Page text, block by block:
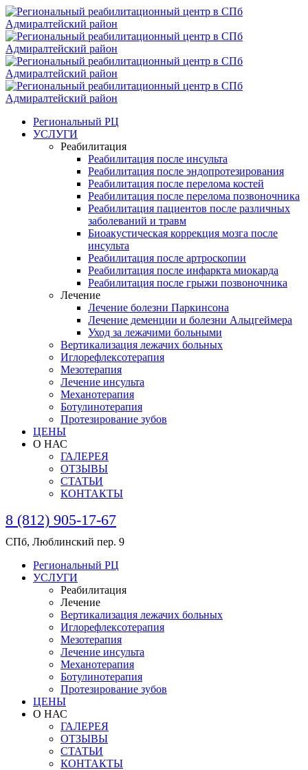
Региональный РЦ
УСЛУГИ
Реабилитация
Реабилитация после инсульта
Реабилитация после эндопротезирования
Реабилитация после перелома костей
Реабилитация после перелома позвоночника
Реабилитация пациентов после различных
заболеваний и травм
Биоакустическая коррекция мозга после
инсульта
Реабилитация после артроскопии
Реабилитация после инфаркта миокарда
Реабилитация после грыжи позвоночника
Лечение
Лечение болезни Паркинсона
Лечение деменции и болезни Альцгеймера
Уход за лежачими больными
Вертикализация лежачих больных
Иглорефлексотерапия
Мезотерапия
Лечение инсульта
Механотерапия
Ботулинотерапия
Протезирование зубов
ЦЕНЫ
О НАС
ГАЛЕРЕЯ
ОТЗЫВЫ
СТАТЬИ
КОНТАКТЫ
8 (812) 905-17-67
СПб, Люблинский пер. 9
Региональный РЦ
УСЛУГИ
Реабилитация
Лечение
Вертикализация лежачих больных
Иглорефлексотерапия
Мезотерапия
Лечение инсульта
Механотерапия
Ботулинотерапия
Протезирование зубов
ЦЕНЫ
О НАС
ГАЛЕРЕЯ
ОТЗЫВЫ
СТАТЬИ
КОНТАКТЫ